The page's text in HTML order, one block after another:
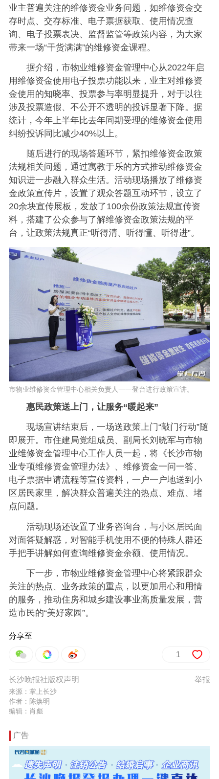
业主普遍关注的维修资金业务问题，如维修资金交
存时点、交存标准、电子票据获取、使用情况查
询、电子投票表决、监督监管等政策内容，为大家
带来一场“干货满满”的维修资金课程。
据介绍，市物业维修资金管理中心从2022年启
用维修资金使用电子投票功能以来，业主对维修资
金使用的知晓率、投票参与率明显提升，对于以往
涉及投票造假、不公开不透明的投诉显著下降。 据
统计，今年上半年比去年同期受理的维修资金使用
纠纷投诉同比减少40%以上。
随后进行的现场答题环节，紧扣维修资金政策
法规相关问题，通过寓教于乐的方式推动维修资金
知识进一步融入群众生活。活动现场播放了维修资
金政策宣传片，设置了观众答题互动环节，设立了
20余块宣传展板，发放了100余份政策法规宣传资
料，搭建了公众参与了解维修资金政策法规的平
台，让政策法规真正“听得清、听得懂、听得进”。
市物业维修资金管理中心相关负责人一一登台进行政策宣讲。
惠民政策送上门，让服务“暖起来”
现场宣讲结束后，一场送政策上门“敲门行动”随
即展开。市住建局党组成员、副局长刘晓军与市物
业维修资金管理中心工作人员一起，将《长沙市物
业专项维修资金管理办法》、维修资金一问一答、
电子票据申请流程等宣传资料，一户一户地送到小
区居民家里，解决群众普遍关注的热点、难点、堵
点问题。
活动现场还设置了业务咨询台，与小区居民面
对面答疑解惑，对智能手机使用不便的特殊人群还
手把手讲解如何查询维修资金余额、使用情况。
下一步， 市物业维修资金管理中心将紧跟群众
关注的热点、业务政策的重点，以更加用心和用情
的服务，推动住房和城乡建设事业高质量发展，营
造市民的“美好家园”。
分享至
1
举报
长沙晚报社版权声明
来源：掌上长沙
作者：陈焕明
编辑：肖彪
广告